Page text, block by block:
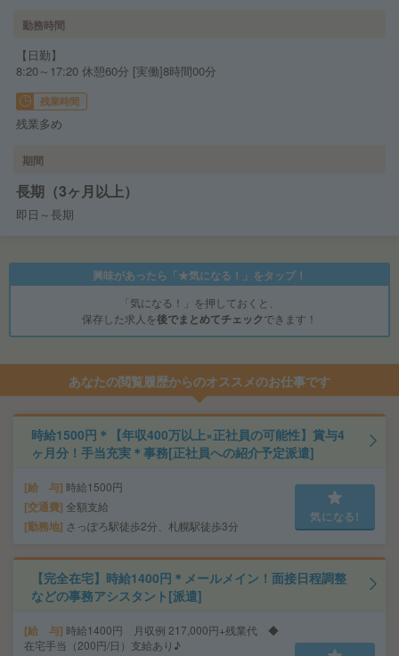
勤務時間
【日勤】
8:20～17:20 休憩60分 [実働]8時間00分
残業時間
残業多め
期間
長期（3ヶ月以上）
即日～長期
興味があったら「★気になる！」をタップ！
「気になる！」を押しておくと、
保存した求人を後でまとめてチェックできます！
あなたの閲覧履歴からのオススメのお仕事です
時給1500円＊【年収400万以上×正社員の可能性】賞与4
ヶ月分！手当充実＊事務[正社員への紹介予定派遣]
給 与 時給1500円
交通費 全額支給
勤務地 さっぽろ駅徒歩2分、札幌駅徒歩3分
気になる!
【完全在宅】時給1400円＊メールメイン！面接日程調整
などの事務アシスタント[派遣]
給 与 時給1400円 月収例 217,000円+残業代 ◆
在宅手当（200円/日）支給あり♪